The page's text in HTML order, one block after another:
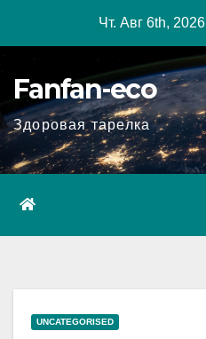
Чт. Авг 6th, 2026
Fanfan-eco
Здоровая тарелка
UNCATEGORISED